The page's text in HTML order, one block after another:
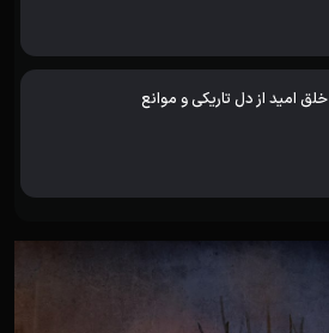
خلق امید از دل تاریکی و موانع